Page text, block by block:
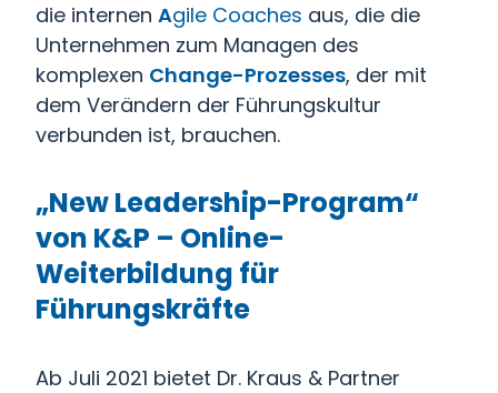
die internen Agile Coaches aus, die die
Unternehmen zum Managen des
komplexen Change-Prozesses, der mit
dem Verändern der Führungskultur
verbunden ist, brauchen.
„New Leadership-Program“
von K&P – Online-
Weiterbildung für
Führungskräfte
Ab Juli 2021 bietet Dr. Kraus & Partner